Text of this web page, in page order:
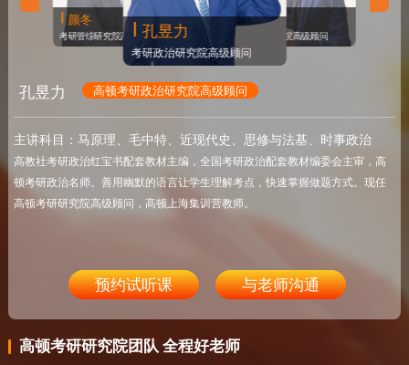
潘杰
考研管综研究院高级顾问
颜冬
考研管综研究院高级顾问孔昱力
考研政治研究院高级顾问
毕中毅
考研政治研究院高级顾问
李东升
高顿考研西北教研院院长
孔昱力 高顿考研政治研究院高级顾问
主讲科目：马原理、毛中特、近现代史、思修与法基、时事政治
高教社考研政治红宝书配套教材主编，全国考研政治配套教材编委会主审，高
顿考研政治名师。善用幽默的语言让学生理解考点，快速掌握做题方式。现任
高顿考研研究院高级顾问，高顿上海集训营教师。
预约试听课 与老师沟通
高顿考研研究院团队 全程好老师